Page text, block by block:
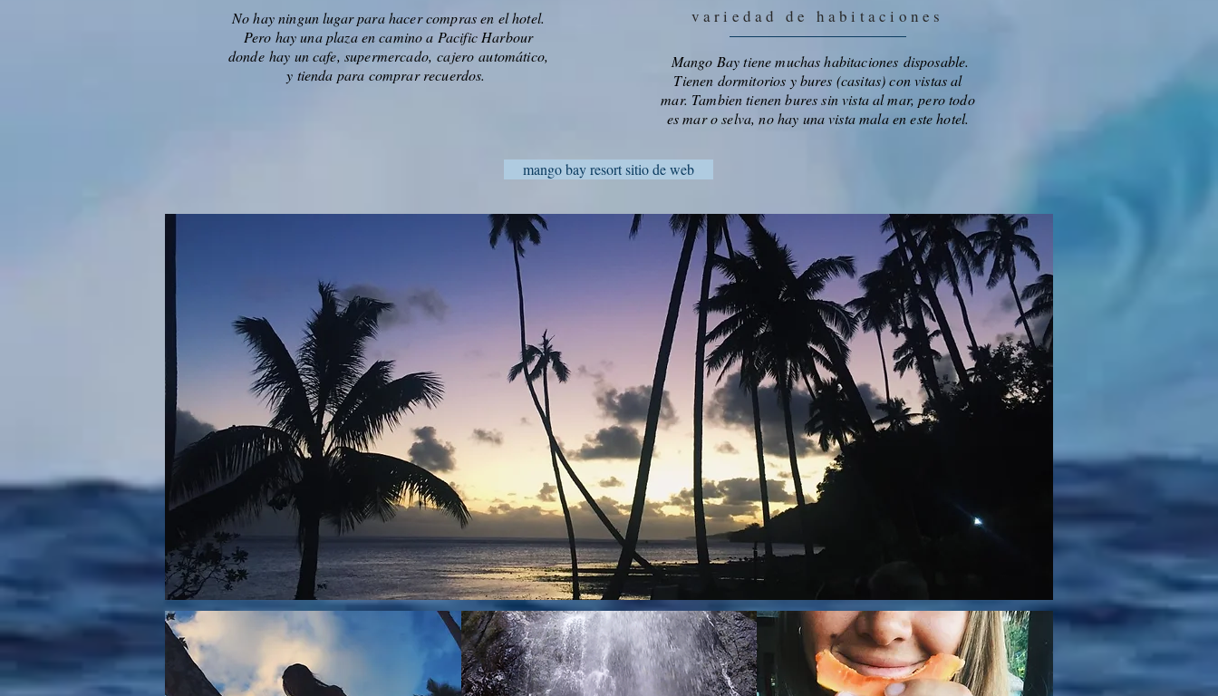
No hay ningun lugar para hacer compras en el hotel.
Pero hay una plaza en camino a Pacific Harbour
donde hay un cafe, supermercado, cajero automático,
y tienda para comprar recuerdos.
variedad de habitaciones
Mango Bay tiene muchas habitaciones disposable.
Tienen dormitorios y bures (casitas) con vistas al
mar. Tambien tienen bures sin vista al mar, pero todo
es mar o selva, no hay una vista mala en este hotel.
mango bay resort sitio de web